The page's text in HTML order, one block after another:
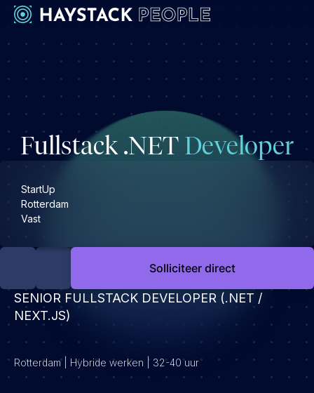
Werkgevers
Engineering & leadership
Executive search
Operations & HR
Product
Specialistische techrollen
Kandidaten
Development
Engineering & leadership
Executive search
Fullstack .NET Developer
StartUp
Rotterdam
Vast
Solliciteer direct
SENIOR FULLSTACK DEVELOPER (.NET /
NEXT.JS)
Rotterdam | Hybride werken | 32-40 uur